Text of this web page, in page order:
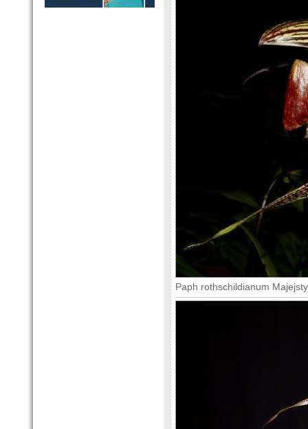
Paph rothschildianum